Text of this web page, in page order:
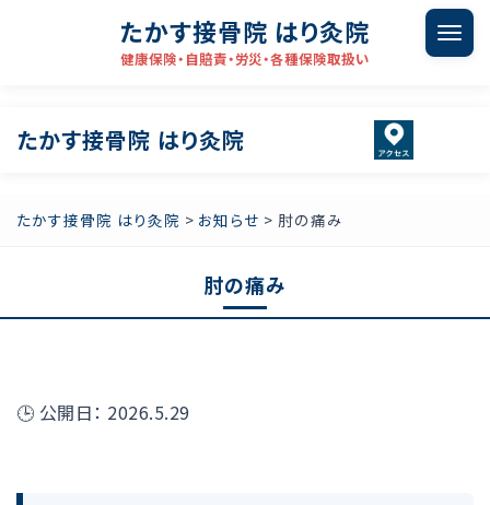
たかす接骨院 はり灸院
健康保険・自賠責・労災・各種保険取扱い
たかす接骨院 はり灸院
たかす接骨院 はり灸院 > お知らせ > 肘の痛み
肘の痛み
🕒 公開日： 2026.5.29